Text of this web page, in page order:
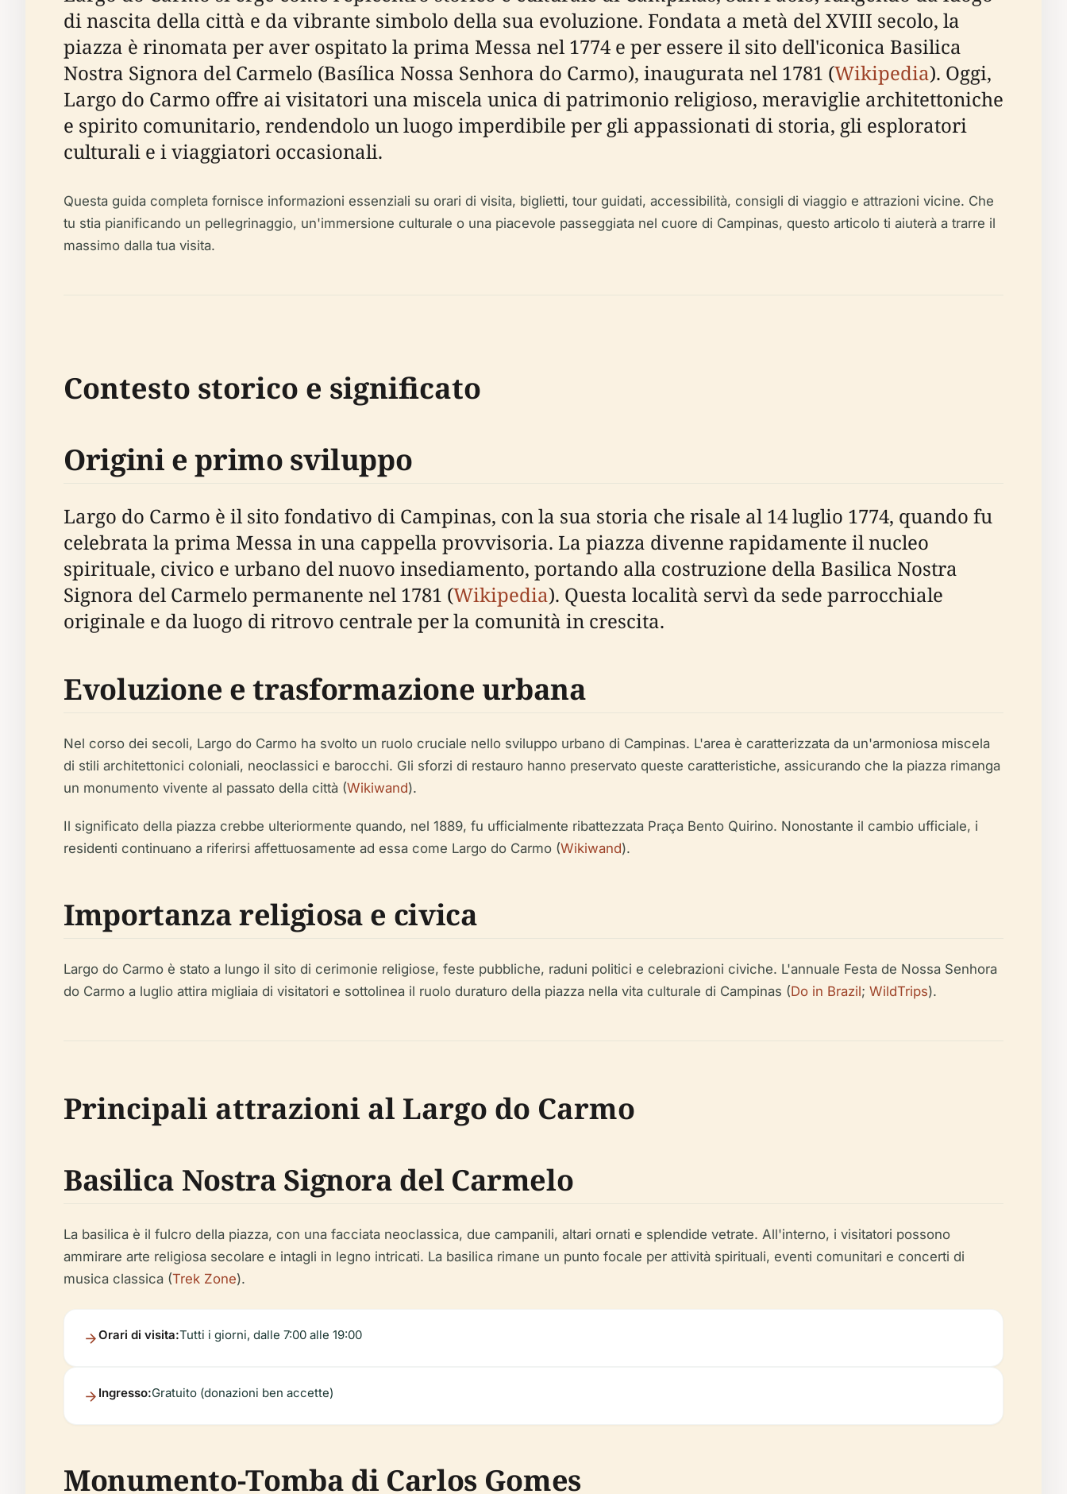
di nascita della città e da vibrante simbolo della sua evoluzione. Fondata a metà del XVIII secolo, la
piazza è rinomata per aver ospitato la prima Messa nel 1774 e per essere il sito dell'iconica Basilica
Nostra Signora del Carmelo (Basílica Nossa Senhora do Carmo), inaugurata nel 1781 (Wikipedia). Oggi,
Largo do Carmo offre ai visitatori una miscela unica di patrimonio religioso, meraviglie architettoniche
e spirito comunitario, rendendolo un luogo imperdibile per gli appassionati di storia, gli esploratori
culturali e i viaggiatori occasionali.
Questa guida completa fornisce informazioni essenziali su orari di visita, biglietti, tour guidati, accessibilità, consigli di viaggio e attrazioni vicine. Che
tu stia pianificando un pellegrinaggio, un'immersione culturale o una piacevole passeggiata nel cuore di Campinas, questo articolo ti aiuterà a trarre il
massimo dalla tua visita.
Contesto storico e significato
Origini e primo sviluppo
Largo do Carmo è il sito fondativo di Campinas, con la sua storia che risale al 14 luglio 1774, quando fu
celebrata la prima Messa in una cappella provvisoria. La piazza divenne rapidamente il nucleo
spirituale, civico e urbano del nuovo insediamento, portando alla costruzione della Basilica Nostra
Signora del Carmelo permanente nel 1781 (Wikipedia). Questa località servì da sede parrocchiale
originale e da luogo di ritrovo centrale per la comunità in crescita.
Evoluzione e trasformazione urbana
Nel corso dei secoli, Largo do Carmo ha svolto un ruolo cruciale nello sviluppo urbano di Campinas. L'area è caratterizzata da un'armoniosa miscela
di stili architettonici coloniali, neoclassici e barocchi. Gli sforzi di restauro hanno preservato queste caratteristiche, assicurando che la piazza rimanga
un monumento vivente al passato della città (Wikiwand).
Il significato della piazza crebbe ulteriormente quando, nel 1889, fu ufficialmente ribattezzata Praça Bento Quirino. Nonostante il cambio ufficiale, i
residenti continuano a riferirsi affettuosamente ad essa come Largo do Carmo (Wikiwand).
Importanza religiosa e civica
Largo do Carmo è stato a lungo il sito di cerimonie religiose, feste pubbliche, raduni politici e celebrazioni civiche. L'annuale Festa de Nossa Senhora
do Carmo a luglio attira migliaia di visitatori e sottolinea il ruolo duraturo della piazza nella vita culturale di Campinas (Do in Brazil; WildTrips).
Principali attrazioni al Largo do Carmo
Basilica Nostra Signora del Carmelo
La basilica è il fulcro della piazza, con una facciata neoclassica, due campanili, altari ornati e splendide vetrate. All'interno, i visitatori possono
ammirare arte religiosa secolare e intagli in legno intricati. La basilica rimane un punto focale per attività spirituali, eventi comunitari e concerti di
musica classica (Trek Zone).
Orari di visita:Tutti i giorni, dalle 7:00 alle 19:00
Ingresso:Gratuito (donazioni ben accette)
Monumento-Tomba di Carlos Gomes